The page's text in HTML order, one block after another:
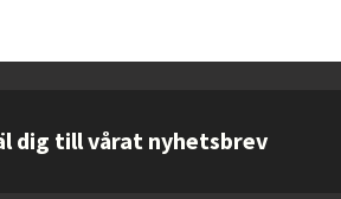
dig till vårat nyhetsbrev